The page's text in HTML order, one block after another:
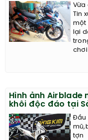
Vừa
Tin
một
lại
Hình ảnh
khôi độc đáo tại
Đầu
tợn